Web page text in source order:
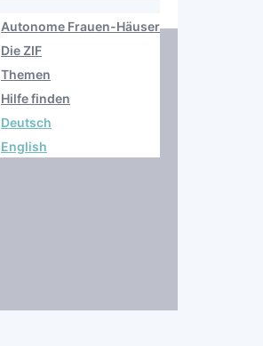
Autonome Frauen-Häuser
Die ZIF
Themen
Hilfe finden
Deutsch
English